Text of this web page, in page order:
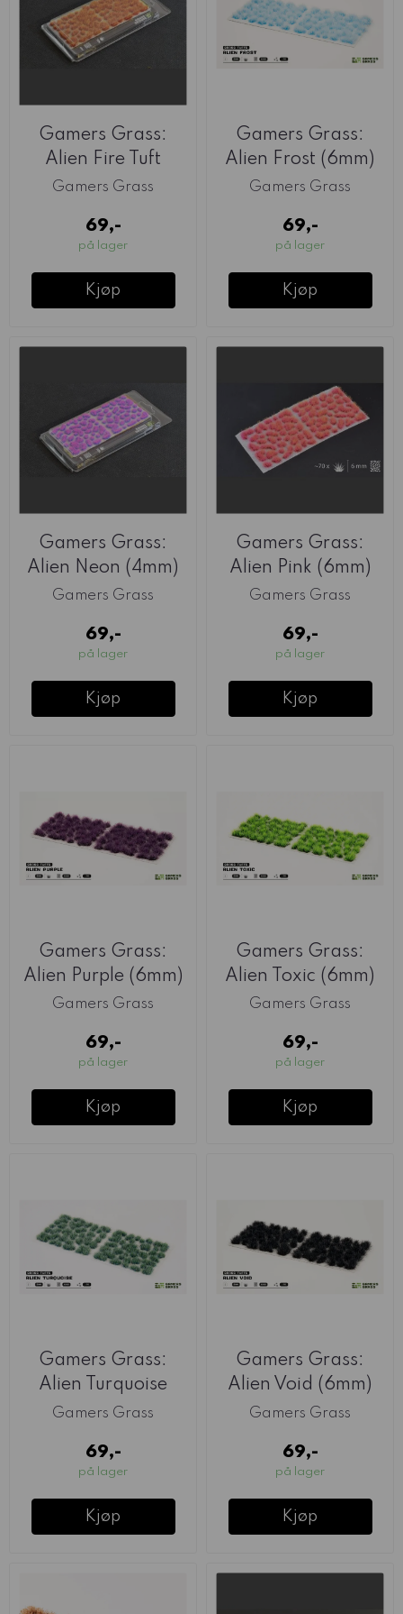
Gamers Grass:
Alien Fire Tuft
(6mm)
Gamers Grass
69,-
på lager
Kjøp
Gamers Grass:
Alien Frost (6mm)
Gamers Grass
69,-
på lager
Kjøp
Gamers Grass:
Alien Neon (4mm)
Gamers Grass
69,-
på lager
Kjøp
Gamers Grass:
Alien Pink (6mm)
Gamers Grass
69,-
på lager
Kjøp
Gamers Grass:
Alien Purple (6mm)
Gamers Grass
69,-
på lager
Kjøp
Gamers Grass:
Alien Toxic (6mm)
Gamers Grass
69,-
på lager
Kjøp
Gamers Grass:
Alien Turquoise
(6mm)
Gamers Grass
69,-
på lager
Kjøp
Gamers Grass:
Alien Void (6mm)
Gamers Grass
69,-
på lager
Kjøp